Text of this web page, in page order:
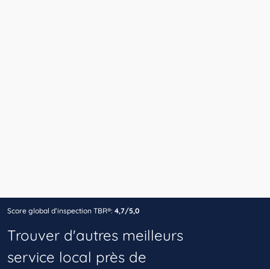
Score global d’inspection TBR®: 4,7/5,0
Trouver d'autres meilleurs
service local près de